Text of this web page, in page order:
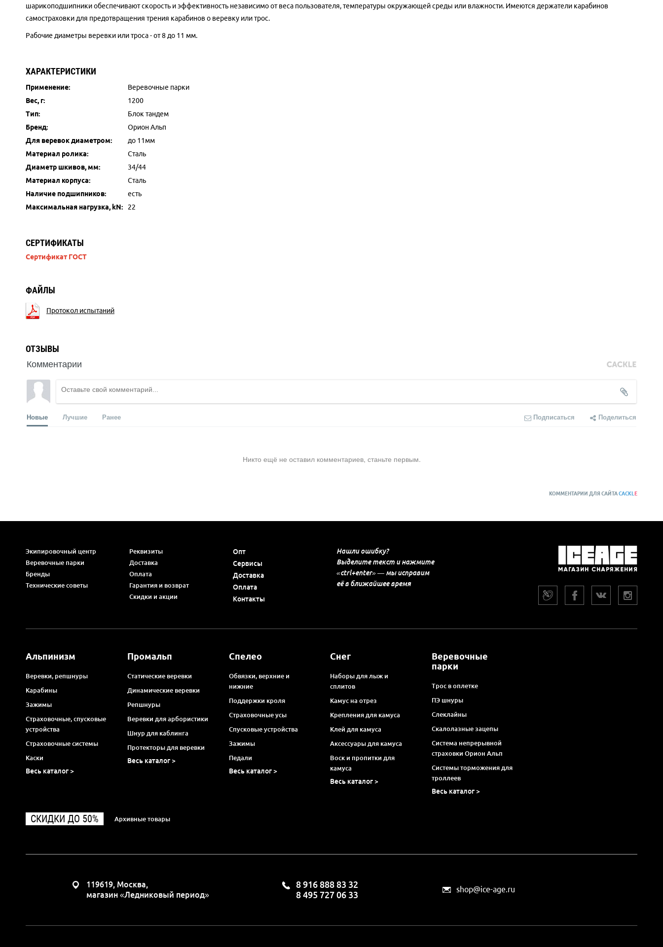
шарикоподшипники обеспечивают скорость и эффективность независимо от веса пользователя, температуры окружающей среды или влажности. Имеются держатели карабинов
самостраховки для предотвращения трения карабинов о веревку или трос.
Рабочие диаметры веревки или троса - от 8 до 11 мм.
ХАРАКТЕРИСТИКИ
Применение:
Веревочные парки
Вес, г:
1200
Тип:
Блок тандем
Бренд:
Орион Альп
Для веревок диаметром:
до 11мм
Материал ролика:
Сталь
Диаметр шкивов, мм:
34/44
Материал корпуса:
Сталь
Наличие подшипников:
есть
Максимальная нагрузка, kN:
22
СЕРТИФИКАТЫ
Сертификат ГОСТ
ФАЙЛЫ
Протокол испытаний
ОТЗЫВЫ
Комментарии
Новые Лучшие Ранее Подписаться Поделиться
Никто ещё не оставил комментариев, станьте первым.
КОММЕНТАРИИ ДЛЯ САЙТАCACKL E
Экипировочный центр
Веревочные парки
Бренды
Технические советы
Реквизиты
Доставка
Оплата
Гарантия и возврат
Скидки и акции
Опт
Сервисы
Доставка
Оплата
Контакты
Нашли ошибку?
Выделите текст и нажмите
«ctrl+enter» — мы исправим
её в ближайшее время
Альпинизм
Веревки, репшнуры
Карабины
Зажимы
Страховочные, спусковые
устройства
Страховочные системы
Каски
Весь каталог >
Промальп
Статические веревки
Динамические веревки
Репшнуры
Веревки для арбористики
Шнур для каблинга
Протекторы для веревки
Весь каталог >
Спелео
Обвязки, верхние и
нижние
Поддержки кроля
Страховочные усы
Спусковые устройства
Зажимы
Педали
Весь каталог >
Снег
Наборы для лыж и
сплитов
Камус на отрез
Крепления для камуса
Клей для камуса
Аксессуары для камуса
Воск и пропитки для
камуса
Весь каталог >
Веревочные
парки
Трос в оплетке
ПЭ шнуры
Слеклайны
Скалолазные зацепы
Система непрерывной
страховки Орион Альп
Системы торможения для
троллеев
Весь каталог >
СКИДКИ ДО 50% Архивные товары
119619, Москва,
магазин «Ледниковый период»
8 916 888 83 32
8 495 727 06 33
shop@ice-age.ru